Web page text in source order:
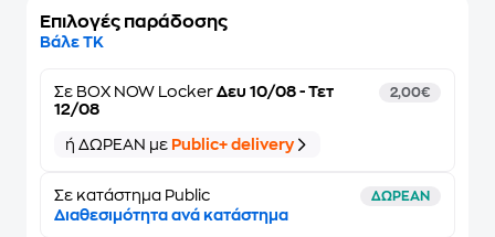
Επιλογές παράδοσης
Βάλε ΤΚ
Σε BOX NOW Locker Δευ 10/08 - Τετ
12/08
2,00€
ή ΔΩΡΕΑΝ με Public+ delivery
Σε κατάστημα Public ΔΩΡΕΑΝ
Διαθεσιμότητα ανά κατάστημα